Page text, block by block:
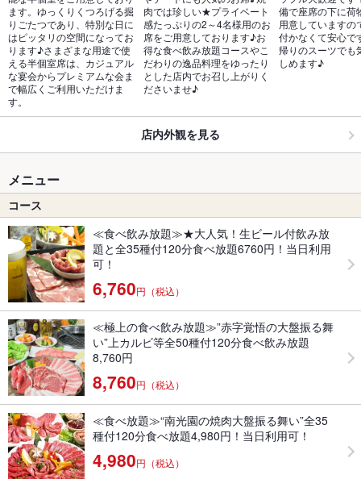
ます。ゆっくりくつろげる掘
りごたつであり、特別な日に
はピッタリの空間になってお
ります♪さまざまな用途で使
える半個室席は、カジュアル
な宴会からプレミアムな会ま
で幅広くご利用いただけま
す。
肉では珍しい★プライベート
感たっぷりの2～4名様用のお
席をご用意しております♪お
得な食べ飲み放題コースやこ
だわりの逸品料理をゆったり
とした店内でお召し上がりく
ださいませ♪
備で座席の下に荷
用意していますの
付かなくて安心で
帰りのスーツでも
しめます♪
店内外観を見る
メニュー
コース
≪食べ飲み放題≫★大人気！生ビール付飲み放
題と全35種付120分食べ放題6760円！当日利用
可！
6,760円（税込）
≪極上の食べ飲み放題≫”赤字覚悟の大盤振る舞
い”上カルビ等全50種付120分食べ飲み放題
8,760円
8,760円（税込）
≪食べ放題≫“南光園の焼肉大盤振る舞い”全35
種付120分食べ放題4,980円！当日利用可！
4,980円（税込）